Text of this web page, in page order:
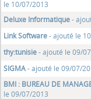
le 10/07/2013
Deluxe Informatique-
Link Software- ajouté le
thy:tunisie- ajouté le 09/
SIGMA- ajouté le 09/07/
BMI : BUREAU DE
le 09/07/2013